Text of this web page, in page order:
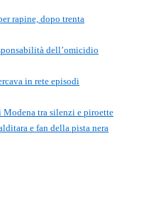
rapine, dopo trenta
dell’omicidio
in rete episodi
tra silenzi e piroette
e fan della pista nera